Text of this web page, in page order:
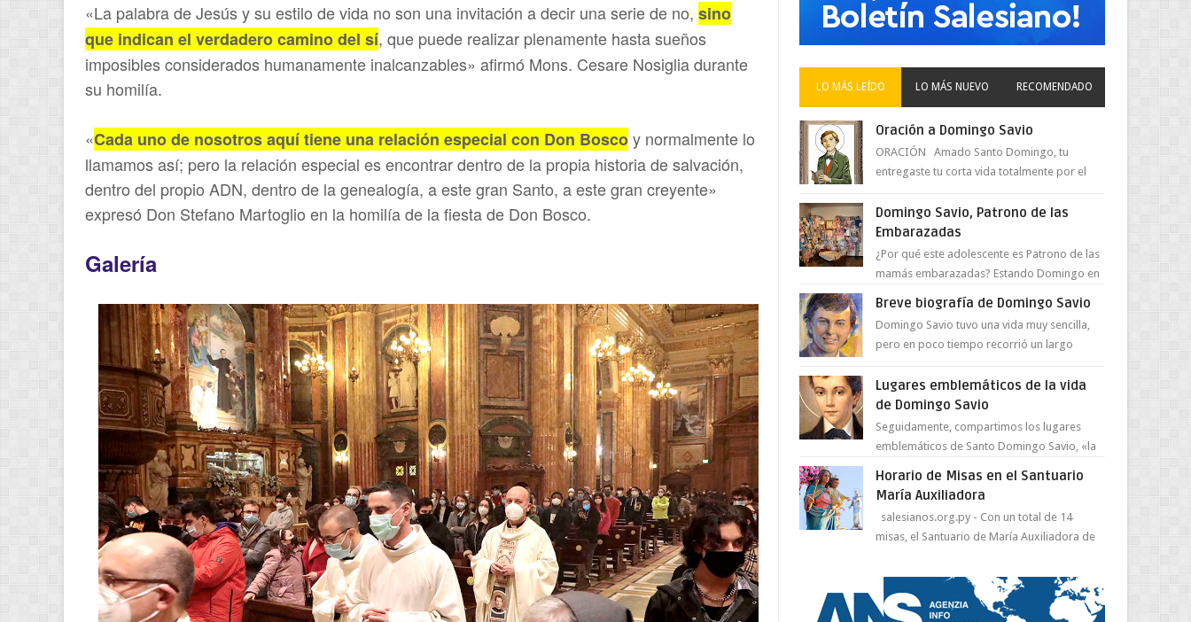
«La palabra de Jesús y su estilo de vida no son una invitación a decir una serie de no, sino
que indican el verdadero camino del sí, que puede realizar plenamente hasta sueños
imposibles considerados humanamente inalcanzables» afirmó Mons. Cesare Nosiglia durante
su homilía.
«Cada uno de nosotros aquí tiene una relación especial con Don Boscoy normalmente lo
llamamos así; pero la relación especial es encontrar dentro de la propia historia de salvación,
dentro del propio ADN, dentro de la genealogía, a este gran Santo, a este gran creyente»
expresó Don Stefano Martoglio en la homilía de la fiesta de Don Bosco.
Galería
LO MÁS LEÍDO LO MÁS NUEVO RECOMENDADO
Oración a Domingo Savio
ORACIÓN Amado Santo Domingo, tu
entregaste tu corta vida totalmente por el
juventud para ...
Domingo Savio, Patrono de las
Embarazadas
¿Por qué este adolescente es Patrono de las
mamás embarazadas? Estando Domingo en
el Oratorio en Turín, un día le pide a Don
Breve biografía de Domingo Savio
Domingo Savio tuvo una vida muy sencilla,
pero en poco tiempo recorrió un largo
Espíritu Santo y fr...
Lugares emblemáticos de la vida
de Domingo Savio
Seguidamente, compartimos los lugares
emblemáticos de Santo Domingo Savio, «la
Bosco». San Giovann...
Horario de Misas en el Santuario
María Auxiliadora
salesianos.org.py - Con un total de 14
misas, el Santuario de María Auxiliadora de
Santa Patr...